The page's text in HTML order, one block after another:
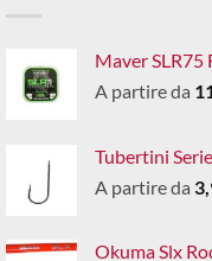
Maver
A partire da
Tubertini
A partire da
Okuma Slx